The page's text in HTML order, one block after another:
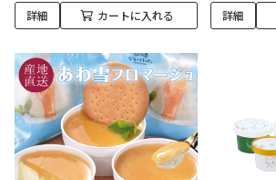
詳細 カートに入れる 詳細